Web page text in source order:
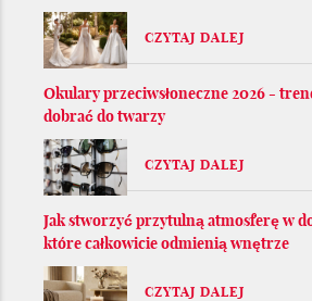
CZYTAJ DALEJ
Okulary przeciwsłoneczne 2026 -
dobrać do twarzy
CZYTAJ DALEJ
Jak stworzyć przytulną atmosferę w
które całkowicie odmienią wnętrze
CZYTAJ DALEJ